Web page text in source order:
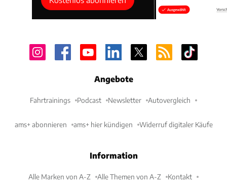
Angebote
Fahrtrainings Podcast Newsletter Autovergleich
ams+ abonnieren ams+ hier kündigen Widerruf digitaler Käufe
Information
Alle Marken von A-Z Alle Themen von A-Z Kontakt